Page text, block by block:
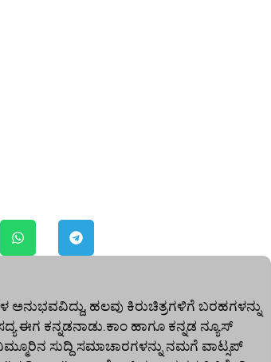
ಹಲವು ಕಿರುಚಿತ್ರಗಳಿಗೆ ಬರಹಗಳನ್ನು
ಈಗ ಕನ್ನಡನಾಡು.ಕಾಂ ಹಾಗೂ ಕನ್ನಡ ನ್ಯೂಸ್‌
ಸುದ್ದಿ ಸಮಾಚಾರಗಳನ್ನು ನಮಗೆ ವಾಟ್ಸಪ್‌